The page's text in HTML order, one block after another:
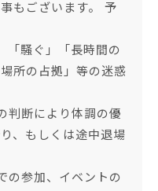
もございます。 予
「騒ぐ」「長時間の
所の占拠」等の迷惑
判断により体調の優
、もしくは途中退場
の参加、イベントの